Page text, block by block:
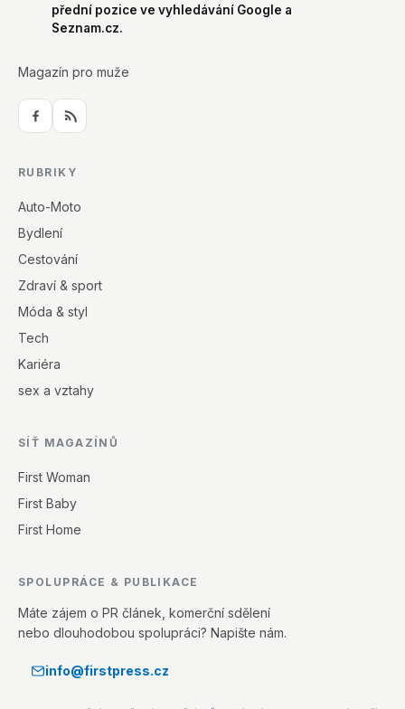
přední pozice ve vyhledávání Google a
Seznam.cz.
Magazín pro muže
RUBRIKY
Auto-Moto
Bydlení
Cestování
Zdraví & sport
Móda & styl
Tech
Kariéra
sex a vztahy
SÍŤ MAGAZÍNŮ
First Woman
First Baby
First Home
SPOLUPRÁCE & PUBLIKACE
Máte zájem o PR článek, komerční sdělení
nebo dlouhodobou spolupráci? Napište nám.
info@firstpress.cz